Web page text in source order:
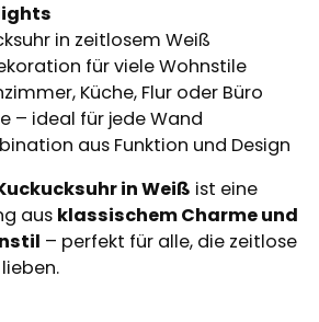
in zeitlosem Weiß
für viele Wohnstile
Küche, Flur oder Büro
– ideal für jede Wand
aus Funktion und Design
in Weiß ist eine
aus klassischem Charme und
– perfekt für alle, die zeitlose